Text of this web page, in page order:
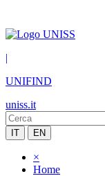
|
UNIFIND
uniss.it
IT EN
×
Home